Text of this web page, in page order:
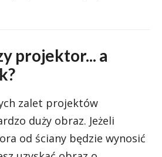
projektor... a
zalet projektów
duży obraz. Jeżeli
od ściany będzie wynosić